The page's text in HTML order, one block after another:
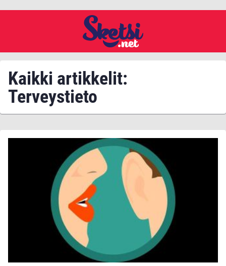
Kaikki artikkelit:
Terveystieto